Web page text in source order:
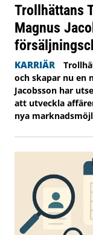
Trollhättans
Magnus
KARRIÄR
och skapar nu en
Jacobsson har
att utveckla
nya